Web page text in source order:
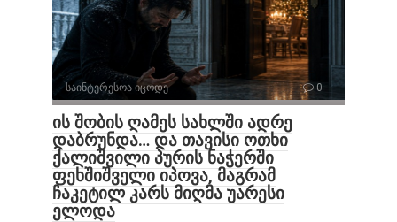
საინტერესოა იცოდე 0
ის შობის ღამეს სახლში ადრე
დაბრუნდა… და თავისი ოთხი
ქალიშვილი პურის ნაჭერში
ფეხშიშველი იპოვა, მაგრამ
ჩაკეტილ კარს მიღმა უარესი
ელოდა